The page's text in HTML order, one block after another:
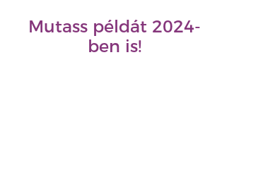
Mutass példát 2024-
ben is!